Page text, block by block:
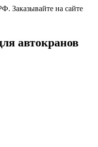
Заказывайте на сайте
автокранов